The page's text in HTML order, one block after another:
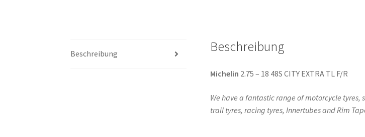
Beschreibung Beschreibung
Michelin 2.75 – 18 48S CITY EXTRA TL F/R
We have a fantastic range of motorcycle tyres,
trail tyres, racing tyres, Innertubes and Rim